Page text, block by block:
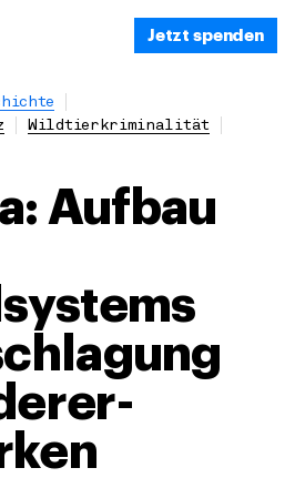
Jetzt spenden
Wildtierkriminalität
Aufbau